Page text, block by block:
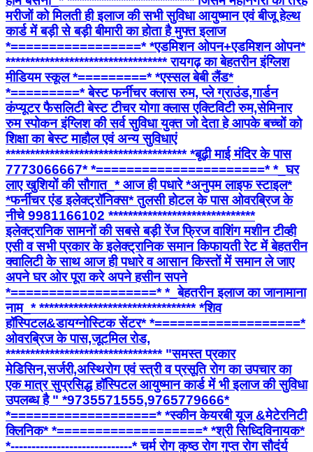
मरीजों को मिलती ही इलाज की सभी सुविधा आयुष्मान एवं बीजू हेल्थ
कार्ड में बड़ी से बड़ी बीमारी का होता है मुफ्त इलाज
*=================* *एडमिशन ओपन+एडमिशन ओपन*
********************************* रायगढ़ का बेहतरीन इंग्लिश
मीडियम स्कूल *=========* *एस्सल बेबी लैंड*
*=========* बेस्ट फर्नीचर क्लास रुम, प्ले ग्राउंड,गार्डन
कंप्यूटर फैसलिटी बेस्ट टीचर योगा क्लास एक्टिविटी रुम,सेमिनार
रुम स्पोकन इंग्लिश की सर्व सुविधा युक्त जो देता हे आपके बच्चों को
शिक्षा का बेस्ट माहौल एवं अन्य सुविधाएं
************************************* *बूढ़ी माई मंदिर के पास
7773066667* *======================* *_घर
लाए खुशियों की सौगात_* आज ही पधारे *अनुपम लाइफ स्टाइल*
*फर्नीचर एंड इलेक्ट्रॉनिक्स* तुलसी होटल के पास ओवरब्रिज के
नीचे 9981166102 ******************************
इलेक्ट्रानिक सामनों की सबसे बड़ी रेंज फ्रिज वाशिंग मशीन टीव्ही
एसी व सभी प्रकार के इलेक्ट्रानिक समान किफायती रेट में बेहतरीन
क्वालिटी के साथ आज ही पधारे व आसान किस्तों में समान ले जाए
अपने घर ओर पूरा करे अपने हसीन सपने
*===================* *_बेहतरीन इलाज का जानामाना
नाम_* ******************************** *शिव
हॉस्पिटल&डायग्नोस्टिक सेंटर* *===================*
ओवरब्रिज के पास,जूटमिल रोड,
******************************** "समस्त प्रकार
मेडिसिन,सर्जरी,अस्थिरोग एवं स्त्री व प्रसूति रोग का उपचार का
एक मात्र सुप्रसिद्ध हॉस्पिटल आयुष्मान कार्ड में भी इलाज की सुविधा
उपलब्ध है " *9735571555,9765779666*
*===================* *स्कीन केयरबी यूज &मेटेरनिटी
क्लिनिक* *===================* *श्री सिध्दिविनायक*
*-----------------------------* चर्म रोग कुष्ठ रोग गुप्त रोग सौदंर्य